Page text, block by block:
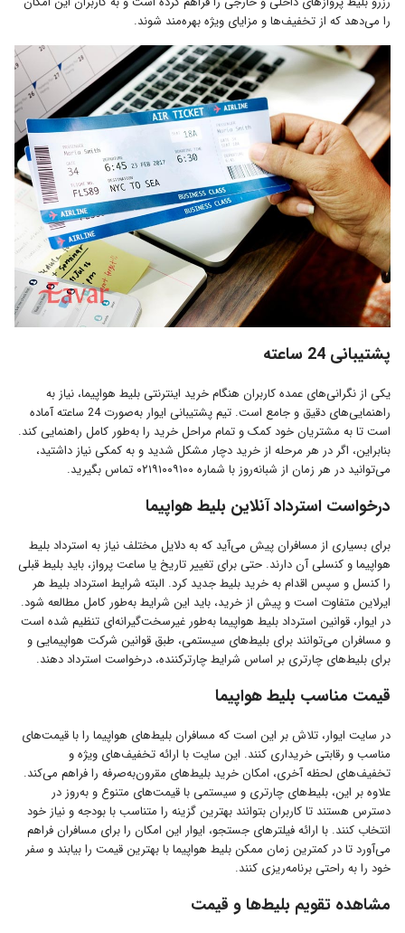
را می‌دهد که از تخفیف‌ها و مزایای ویژه بهره‌مند شوند.
پشتیبانی 24 ساعته
یکی از نگرانی‌های عمده کاربران هنگام خرید اینترنتی بلیط هواپیما، نیاز به
راهنمایی‌های دقیق و جامع است. تیم پشتیبانی ایوار به‌صورت 24 ساعته آماده
است تا به مشتریان خود کمک و تمام مراحل خرید را به‌طور کامل راهنمایی کند.
بنابراین، اگر در هر مرحله از خرید دچار مشکل شدید و به کمکی نیاز داشتید،
می‌توانید در هر زمان از شبانه‌روز با شماره ۰۲۱۹۱۰۰۹۱۰۰ تماس بگیرید.
درخواست استرداد آنلاین بلیط هواپیما
برای بسیاری از مسافران پیش می‌آید که به دلایل مختلف نیاز به استرداد بلیط
هواپیما و کنسلی آن دارند. حتی برای تغییر تاریخ یا ساعت پرواز، باید بلیط قبلی
را کنسل و سپس اقدام به خرید بلیط جدید کرد. البته شرایط استرداد بلیط هر
ایرلاین متفاوت است و پیش از خرید، باید این شرایط به‌طور کامل مطالعه شود.
در ایوار، قوانین استرداد بلیط هواپیما به‌طور غیرسخت‌گیرانه‌ای تنظیم شده است
و مسافران می‌توانند برای بلیط‌های سیستمی، طبق قوانین شرکت هواپیمایی و
برای بلیط‌های چارتری بر اساس شرایط چارترکننده، درخواست استرداد دهند.
قیمت مناسب بلیط هواپیما
در سایت ایوار، تلاش بر این است که مسافران بلیط‌های هواپیما را با قیمت‌های
مناسب و رقابتی خریداری کنند. این سایت با ارائه تخفیف‌های ویژه و
تخفیف‌های لحظه آخری، امکان خرید بلیط‌های مقرون‌به‌صرفه را فراهم می‌کند.
علاوه بر این، بلیط‌های چارتری و سیستمی با قیمت‌های متنوع و به‌روز در
دسترس هستند تا کاربران بتوانند بهترین گزینه را متناسب با بودجه و نیاز خود
انتخاب کنند. با ارائه فیلترهای جستجو، ایوار این امکان را برای مسافران فراهم
می‌آورد تا در کمترین زمان ممکن بلیط هواپیما با بهترین قیمت را بیابند و سفر
خود را به راحتی برنامه‌ریزی کنند.
مشاهده تقویم بلیط‌ها و قیمت